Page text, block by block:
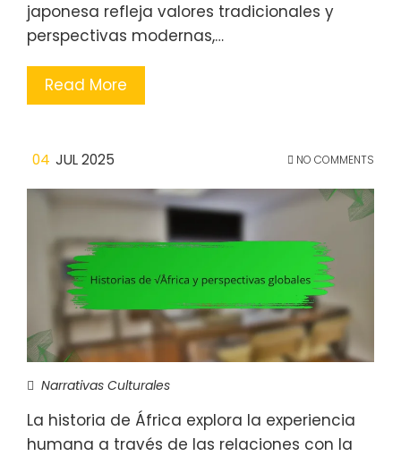
japonesa refleja valores tradicionales y
perspectivas modernas,…
Read More
04 JUL 2025 NO COMMENTS
Narrativas Culturales
La historia de África explora la experiencia
humana a través de las relaciones con la